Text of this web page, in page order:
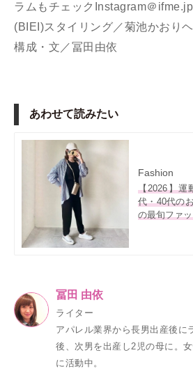
ラムもチェック Instagram＠ifme.jp
(BIEI)スタイリング／菊池かおり
構成・文／冨田由依
あわせて読みたい
Fashion
【2026】運
代・40代の
の最旬ファ
冨田 由依
ライター
アパレル業界から長男出産後に
後、次男を出産し2児の母に。
に活動中。